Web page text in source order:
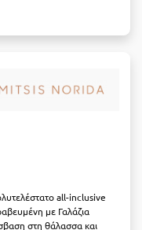
all-inclusive
με Γαλάζια
στη θάλασσα και